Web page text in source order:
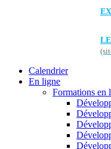
Calendrier
En ligne
Formations en